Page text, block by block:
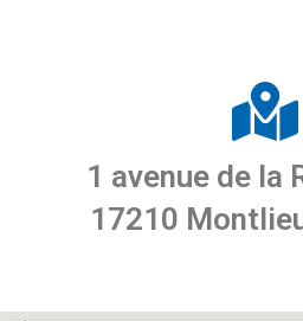
1 avenue de la
17210